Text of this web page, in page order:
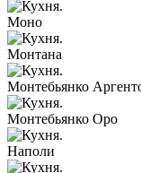
Моно
Монтана
Монтебьянко
Монтебьянко Оро
Наполи